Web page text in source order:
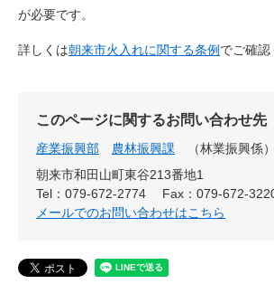
が必要です。
詳しくは朝来市火入れに関する条例でご確認
このページに関するお問い合わせ先
産業振興部 農林振興課
林業振興係
朝来市和田山町東谷213番地1
Tel：079-672-2774
Fax：079-672-
メールでのお問い合わせはこちら